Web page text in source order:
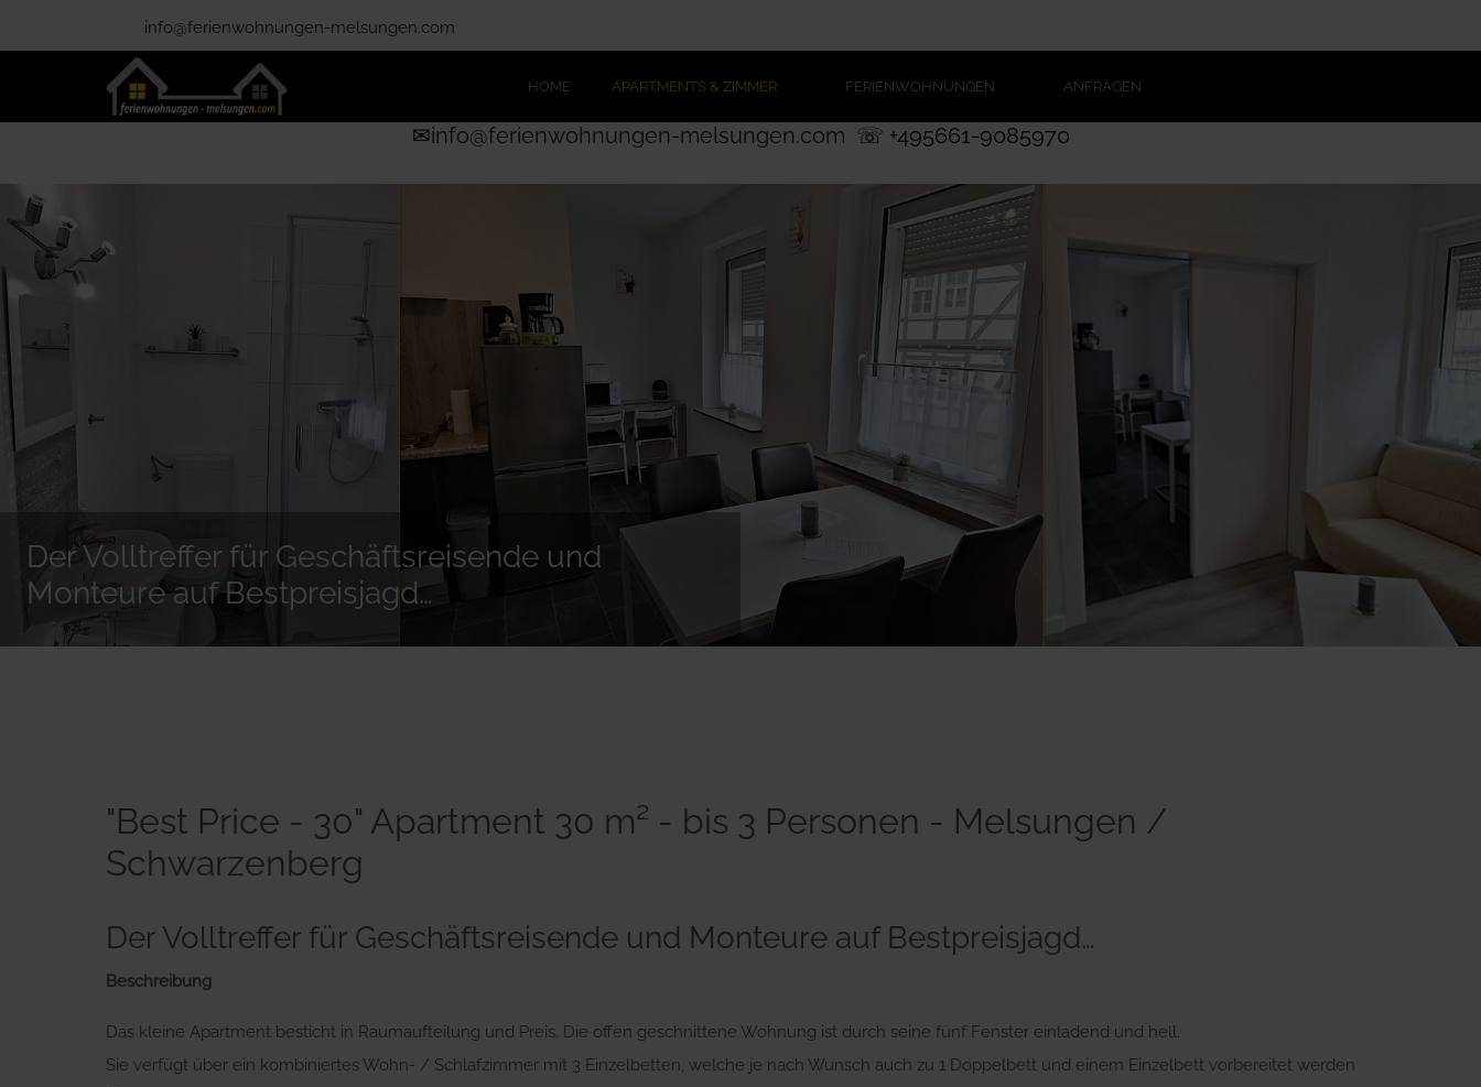
info@ferienwohnungen-melsungen.com
HOME APARTMENTS & ZIMMER FERIENWOHNUNGEN ANFRAGEN
✉info@ferienwohnungen-melsungen.com ☏ +495661-9085970
Der Volltreffer für Geschäftsreisende und
Monteure auf Bestpreisjagd…
"Best Price - 30" Apartment 30 m² - bis 3 Personen - Melsungen /
Schwarzenberg
Der Volltreffer für Geschäftsreisende und Monteure auf Bestpreisjagd…
Beschreibung
Das kleine Apartment besticht in Raumaufteilung und Preis. Die offen geschnittene Wohnung ist durch seine fünf Fenster einladend und hell.
Sie verfügt über ein kombiniertes Wohn- / Schlafzimmer mit 3 Einzelbetten, welche je nach Wunsch auch zu 1 Doppelbett und einem Einzelbett vorbereitet werden